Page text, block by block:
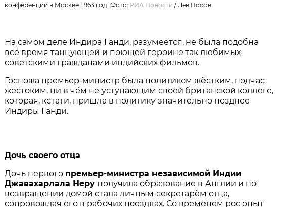
конференции в Москве. 1963 год. Фото: РИА Новости / Лев Носов
На самом деле Индира Ганди, разумеется, не была подобна
всё время танцующей и поющей героине так любимых
советскими гражданами индийских фильмов.
Госпожа премьер-министр была политиком жёстким, подчас
жестоким, ни в чём не уступающим своей британской коллеге,
которая, кстати, пришла в политику значительно позднее
Индиры Ганди.
Дочь своего отца
Дочь первого премьер-министра независимой Индии
Джавахарлала Неру получила образование в Англии и по
возвращении домой стала личным секретарём отца,
сопровождая его в рабочих поездках. Со временем рос опыт